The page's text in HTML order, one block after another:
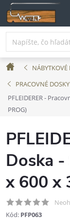
Prejsť
na
obsah
DomovNÁBYTKOVÉ
PRACOVNÉ
PFLEIDERER -
PROG)
Doska
x 600 x
Kód: PFP063